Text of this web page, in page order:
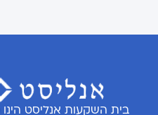
בית השקעות אנליסט